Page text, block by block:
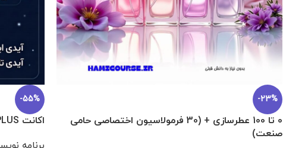
-23%
0 تا 100 عطرسازی + (30 فرمولاسیون اختصاصی حامی
صنعت)
-55%
اکانت ChatGPT PLUS یک ماهه با کردیت CODEX